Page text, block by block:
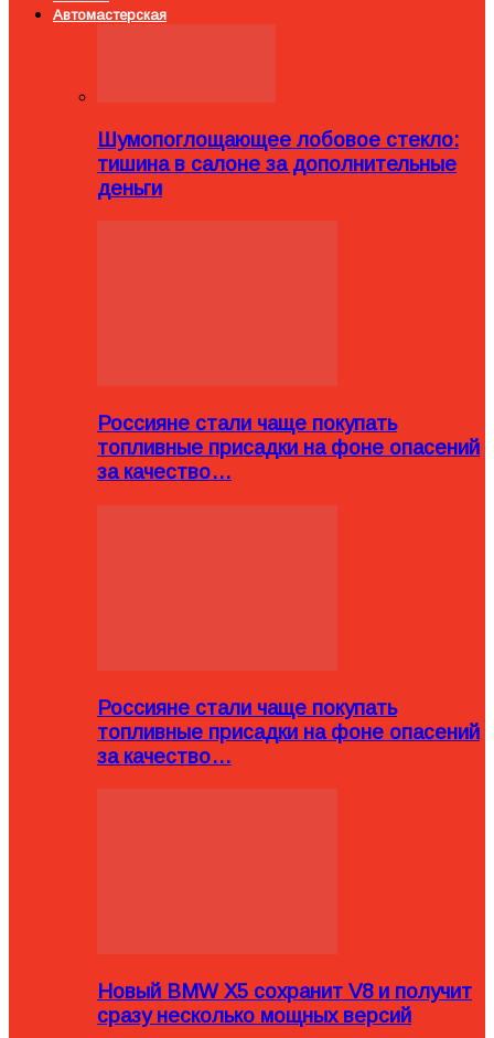
Автомастерская
Шумопоглощающее лобовое стекло:
тишина в салоне за дополнительные
деньги
Россияне стали чаще покупать
топливные присадки на фоне опасений
за качество…
Россияне стали чаще покупать
топливные присадки на фоне опасений
за качество…
Новый BMW X5 сохранит V8 и получит
сразу несколько мощных версий